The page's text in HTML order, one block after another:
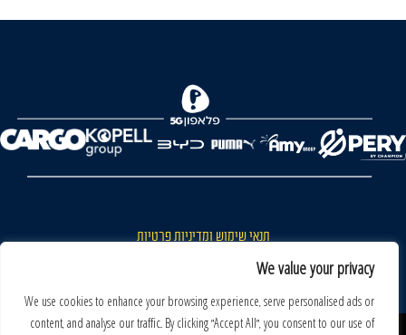
We value your privacy
We use cookies to enhance your browsing experience, serve personalised ads or
content, and analyse our traffic. By clicking "Accept All", you consent to our use of
תנאי שימוש ומדיניות פרטיות
כללי כניסה והתנהגות באצטדיון ותנאי שימוש בכרטיסים
דרושים